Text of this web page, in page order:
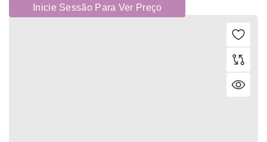
Inicie Sessão Para Ver Preço